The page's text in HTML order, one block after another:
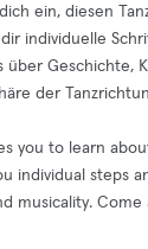
ein, diesen
individuelle
über Geschichte,
der
you to learn
individual steps
musicality.